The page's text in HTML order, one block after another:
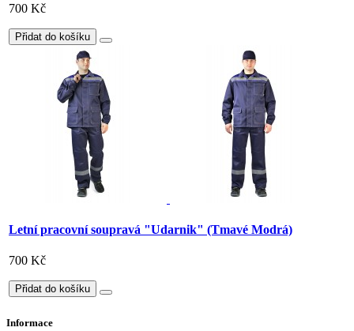
700 Kč
Přidat do košíku
Letní pracovní soupravá "Udarnik" (Tmavé Modrá)
700 Kč
Přidat do košíku
Informace